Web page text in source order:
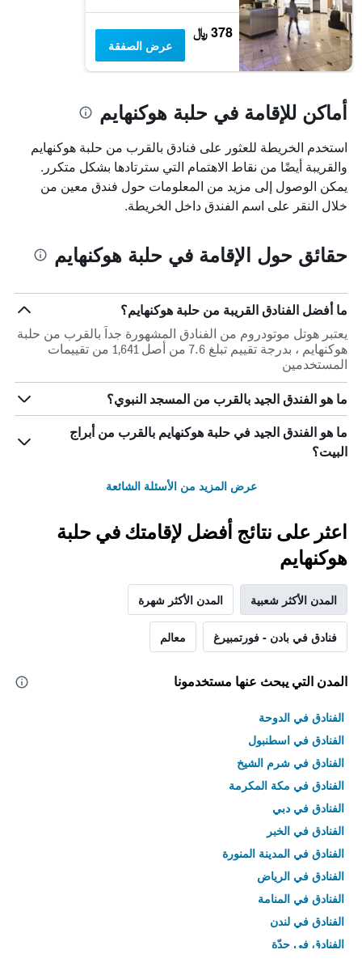
378 ﷼
عرض الصفقة
أماكن للإقامة في حلبة هوكنهايم
استخدم الخريطة للعثور على فنادق بالقرب من حلبة هوكنهايم
والقريبة أيضًا من نقاط الاهتمام التي سترتادها بشكل متكرر.
يمكن الوصول إلى مزيد من المعلومات حول فندق معين من
خلال النقر على اسم الفندق داخل الخريطة.
حقائق حول الإقامة في حلبة هوكنهايم
ما أفضل الفنادق القريبة من حلبة هوكنهايم؟
يعتبر هوتل موتودروم من الفنادق المشهورة جداً بالقرب من حلبة
هوكنهايم ، بدرجة تقييم تبلغ 7.6 من أصل 1,641 من تقييمات
المستخدمين
ما هو الفندق الجيد بالقرب من المسجد النبوي؟
ما هو الفندق الجيد في حلبة هوكنهايم بالقرب من أبراج
البيت؟
عرض المزيد من الأسئلة الشائعة
اعثر على نتائج أفضل لإقامتك في حلبة
هوكنهايم
المدن الأكثر شعبية المدن الأكثر شهرة
فنادق في بادن - فورتمبيرغ معالم
المدن التي يبحث عنها مستخدمونا
الفنادق في الدوحة
الفنادق في اسطنبول
الفنادق في شرم الشيخ
الفنادق في مكة المكرمة
الفنادق في دبي
الفنادق في الخبر
الفنادق في المدينة المنورة
الفنادق في الرياض
الفنادق في المنامة
الفنادق في لندن
الفنادق في جدّة